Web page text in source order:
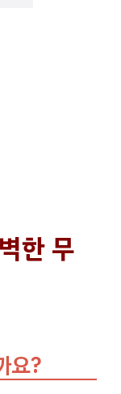
한 무
요?